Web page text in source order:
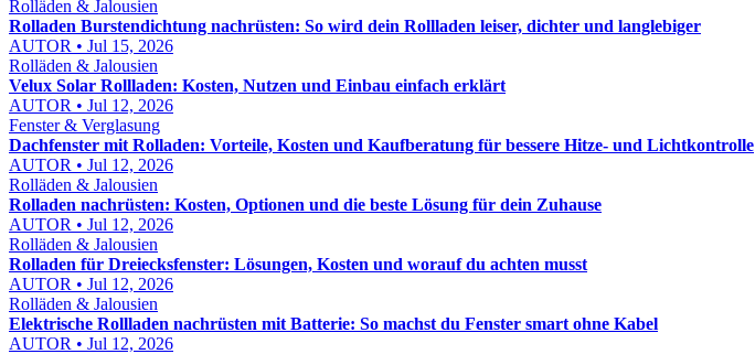
Rolläden & Jalousien
Rolladen Burstendichtung nachrüsten: So wird dein Rollladen leiser, dichter und langlebiger
AUTOR • Jul 15, 2026
Rolläden & Jalousien
Velux Solar Rollladen: Kosten, Nutzen und Einbau einfach erklärt
AUTOR • Jul 12, 2026
Fenster & Verglasung
Dachfenster mit Rolladen: Vorteile, Kosten und Kaufberatung für bessere Hitze- und Lichtkontrolle
AUTOR • Jul 12, 2026
Rolläden & Jalousien
Rolladen nachrüsten: Kosten, Optionen und die beste Lösung für dein Zuhause
AUTOR • Jul 12, 2026
Rolläden & Jalousien
Rolladen für Dreiecksfenster: Lösungen, Kosten und worauf du achten musst
AUTOR • Jul 12, 2026
Rolläden & Jalousien
Elektrische Rollladen nachrüsten mit Batterie: So machst du Fenster smart ohne Kabel
AUTOR • Jul 12, 2026